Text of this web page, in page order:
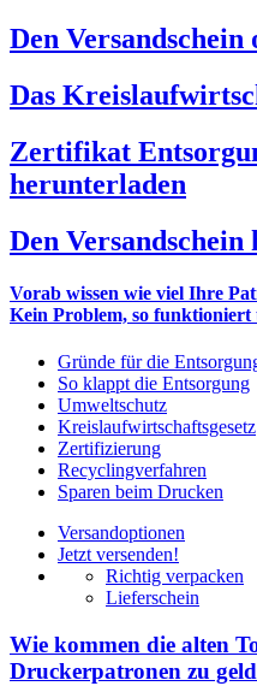
Den
Das
Zertifikat
herunterladen
Den
Vorab wissen wie viel Ihre
Kein Problem, so funktioniert
Gründe für die
So klappt die Entsorgung
Umweltschutz
Kreislaufwirtschaftsgesetz
Zertifizierung
Recyclingverfahren
Sparen beim Drucken
Versandoptionen
Jetzt versenden!
Richtig verpacken
Lieferschein
Wie kommen die alten
Druckerpatronen zu